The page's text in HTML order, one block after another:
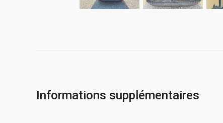
Informations supplémentaires